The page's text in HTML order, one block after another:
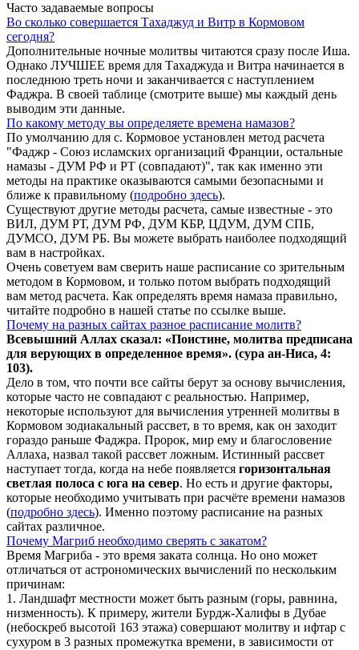
Часто задаваемые вопросы
Во сколько совершается Тахаджуд и Витр в Кормовом
сегодня?
Дополнительные ночные молитвы читаются сразу после Иша.
Однако ЛУЧШЕЕ время для Тахаджуда и Витра начинается в
последнюю треть ночи и заканчивается с наступлением
Фаджра. В своей таблице (смотрите выше) мы каждый день
выводим эти данные.
По какому методу вы определяете времена намазов?
По умолчанию для с. Кормовое установлен метод расчета
"Фаджр - Союз исламских организаций Франции, остальные
намазы - ДУМ РФ и РТ (совпадают)", так как именно эти
методы на практике оказываются самыми безопасными и
ближе к правильному (подробно здесь).
Существуют другие методы расчета, самые известные - это
ВИЛ, ДУМ РТ, ДУМ РФ, ДУМ КБР, ЦДУМ, ДУМ СПБ,
ДУМСО, ДУМ РБ. Вы можете выбрать наиболее подходящий
вам в настройках.
Очень советуем вам сверить наше расписание со зрительным
методом в Кормовом, и только потом выбрать подходящий
вам метод расчета. Как определять время намаза правильно,
читайте подробно в нашей статье по ссылке выше.
Почему на разных сайтах разное расписание молитв?
Всевышний Аллах сказал: «Поистине, молитва предписана
для верующих в определенное время». (сура ан-Ниса, 4:
103).
Дело в том, что почти все сайты берут за основу вычисления,
которые часто не совпадают с реальностью. Например,
некоторые используют для вычисления утренней молитвы в
Кормовом зодиакальный рассвет, в то время, как он заходит
гораздо раньше Фаджра. Пророк, мир ему и благословение
Аллаха, назвал такой рассвет ложным. Истинный рассвет
наступает тогда, когда на небе появляется горизонтальная
светлая полоса с юга на север. Но есть и другие факторы,
которые необходимо учитывать при расчёте времени намазов
(подробно здесь). Именно поэтому расписание на разных
сайтах различное.
Почему Магриб необходимо сверять с закатом?
Время Магриба - это время заката солнца. Но оно может
отличаться от астрономических вычислений по нескольким
причинам:
1. Ландшафт местности может быть разным (горы, равнина,
низменность). К примеру, жители Бурдж-Халифы в Дубае
(небоскреб высотой 163 этажа) совершают молитву и ифтар с
сухуром в 3 разных промежутка времени, в зависимости от